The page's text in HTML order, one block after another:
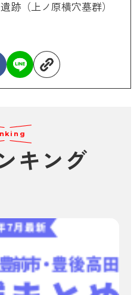
遺跡（上ノ原横穴墓群）
キング